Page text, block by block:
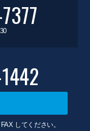
してください。